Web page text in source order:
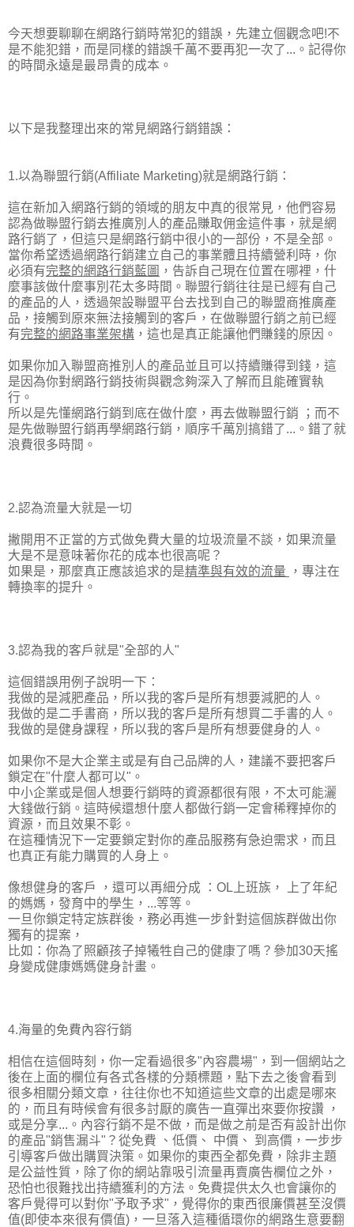
今天想要聊聊在網路行銷時常犯的錯誤，先建立個觀念吧!不
是不能犯錯，而是同樣的錯誤千萬不要再犯一次了...。記得你
的時間永遠是最昂貴的成本。
以下是我整理出來的常見網路行銷錯誤：
1.以為聯盟行銷(Affiliate Marketing)就是網路行銷：
這在新加入網路行銷的領域的朋友中真的很常見，他們容易
認為做聯盟行銷去推廣別人的產品賺取佣金這件事，就是網
路行銷了，但這只是網路行銷中很小的一部份，不是全部。
當你希望透過網路行銷建立自己的事業體且持續營利時，你
必須有完整的網路行銷藍圖 ，告訴自己現在位置在哪裡，什
麼事該做什麼事別花太多時間。聯盟行銷往往是已經有自己
的產品的人，透過架設聯盟平台去找到自己的聯盟商推廣產
品，接觸到原來無法接觸到的客戶，在做聯盟行銷之前已經
有完整的網路事業架構 ，這也是真正能讓他們賺錢的原因。
如果你加入聯盟商推別人的產品並且可以持續賺得到錢，這
是因為你對網路行銷技術與觀念夠深入了解而且能確實執
行。
所以是先懂網路行銷到底在做什麼，再去做聯盟行銷 ；而不
是先做聯盟行銷再學網路行銷，順序千萬別搞錯了...。錯了就
浪費很多時間。
2.認為流量大就是一切
撇開用不正當的方式做免費大量的垃圾流量不談，如果流量
大是不是意味著你花的成本也很高呢？
如果是，那麼真正應該追求的是精準與有效的流量
，專注在
轉換率的提升。
3.認為我的客戶就是"全部的人"
這個錯誤用例子說明一下：
我做的是減肥產品，所以我的客戶是所有想要減肥的人。
我做的是二手書商，所以我的客戶是所有想買二手書的人。
我做的是健身課程，所以我的客戶是所有想要健身的人。
如果你不是大企業主或是有自己品牌的人，建議不要把客戶
鎖定在"什麼人都可以"。
中小企業或是個人想要行銷時的資源都很有限，不太可能灑
大錢做行銷。這時候還想什麼人都做行銷一定會稀釋掉你的
資源，而且效果不彰。
在這種情況下一定要鎖定對你的產品服務有急迫需求，而且
也真正有能力購買的人身上。
像想健身的客戶 ，還可以再細分成 ：OL上班族， 上了年紀
的媽媽，發育中的學生，...等等。
一旦你鎖定特定族群後，務必再進一步針對這個族群做出你
獨有的提案，
比如：你為了照顧孩子掉犧牲自己的健康了嗎？參加30天搖
身變成健康媽媽健身計畫。
4.海量的免費內容行銷
相信在這個時刻，你一定看過很多"內容農場"，到一個網站之
後在上面的欄位有各式各樣的分類標題，點下去之後會看到
很多相關分類文章，往往你也不知道這些文章的出處是哪來
的，而且有時候會有很多討厭的廣告一直彈出來要你按讚 ，
或是分享...。內容行銷不是不做，而是做之前是否有設計出你
的產品"銷售漏斗"？從免費 、低價、 中價、 到高價，一步步
引導客戶做出購買決策。如果你的東西全都免費，除非主題
是公益性質，除了你的網站靠吸引流量再賣廣告欄位之外，
恐怕也很難找出持續獲利的方法。免費提供太久也會讓你的
客戶覺得可以對你"予取予求"，覺得你的東西很廉價甚至沒價
值(即使本來很有價值)，一旦落入這種循環你的網路生意要翻